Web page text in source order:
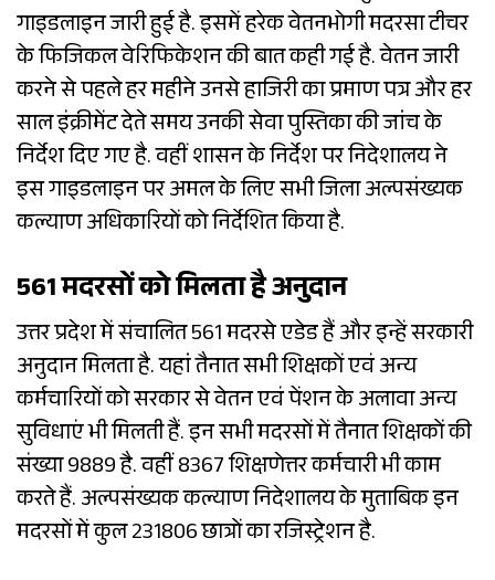
गाइडलाइन जारी हुई है. इसमें हरेक वेतनभोगी मदरसा टीचर
के फिजिकल वेरिफिकेशन की बात कही गई है. वेतन जारी
करने से पहले हर महीने उनसे हाजिरी का प्रमाण पत्र और हर
साल इंक्रीमेंट देते समय उनकी सेवा पुस्तिका की जांच के
निर्देश दिए गए है. वहीं शासन के निर्देश पर निदेशालय ने
इस गाइडलाइन पर अमल के लिए सभी जिला अल्पसंख्यक
कल्याण अधिकारियों को निर्देशित किया है.
561 मदरसों को मिलता है अनुदान
उत्तर प्रदेश में संचालित 561 मदरसे एडेड हैं और इन्हें सरकारी
अनुदान मिलता है. यहां तैनात सभी शिक्षकों एवं अन्य
कर्मचारियों को सरकार से वेतन एवं पेंशन के अलावा अन्य
सुविधाएं भी मिलती हैं. इन सभी मदरसों में तैनात शिक्षकों की
संख्या 9889 है. वहीं 8367 शिक्षणेत्तर कर्मचारी भी काम
करते हैं. अल्पसंख्यक कल्याण निदेशालय के मुताबिक इन
मदरसों में कुल 231806 छात्रों का रजिस्ट्रेशन है.